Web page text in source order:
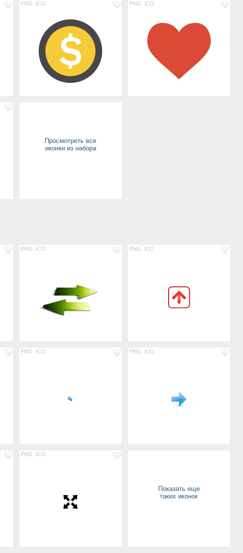
PNG ICO PNG ICO
Просмотреть все
иконки из набора
PNG ICO PNG ICO
PNG ICO PNG ICO
PNG ICO
Показать еще
таких иконок